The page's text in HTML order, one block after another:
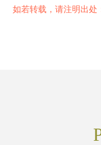
如若转载，请注明出